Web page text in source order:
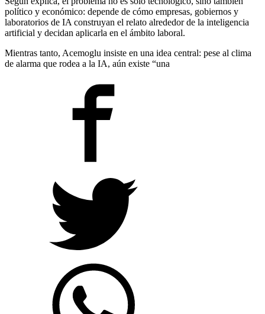
político y económico: depende de cómo empresas, gobiernos y
laboratorios de IA construyan el relato alrededor de la inteligencia
artificial y decidan aplicarla en el ámbito laboral.
Mientras tanto, Acemoglu insiste en una idea central: pese al clima
de alarma que rodea a la IA, aún existe “una